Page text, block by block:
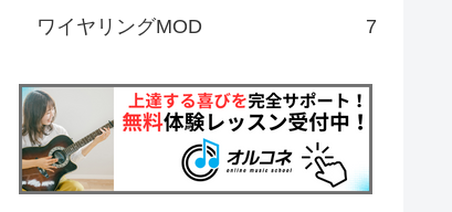
ワイヤリングMOD 7